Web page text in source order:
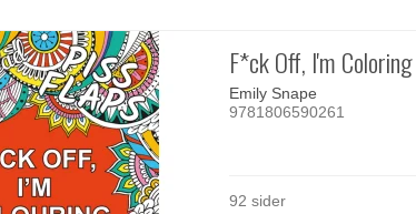
F*ck Off, I'm Coloring
Emily Snape
9781806590261
92 sider